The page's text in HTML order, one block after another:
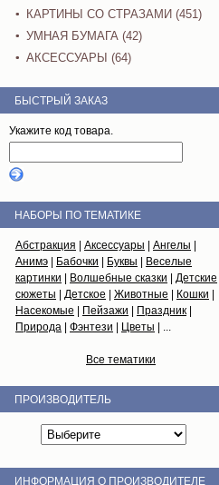
КАРТИНЫ СО СТРАЗАМИ (451)
УМНАЯ БУМАГА (42)
АКСЕССУАРЫ (64)
БЫСТРЫЙ ЗАКАЗ
Укажите код товара.
НАБОРЫ ПО ТЕМАТИКЕ
Абстракция Аксессуары Ангелы
Анимэ
Бабочки Буквы
Веселые
картинки
Волшебные сказки
Детские
сюжеты
Детское Животные Кошки
Насекомые
Пейзажи Праздник
Природа
Фэнтези Цветы | ...
Все тематики
ПРОИЗВОДИТЕЛЬ
ИНФОРМАЦИЯ О ПРОИЗВОДИТЕЛЕ